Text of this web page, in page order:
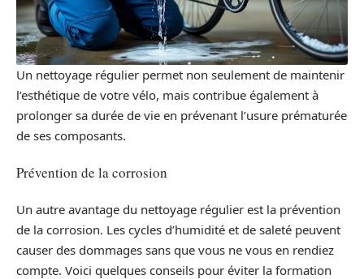
Un nettoyage régulier permet non seulement de maintenir
l’esthétique de votre vélo, mais contribue également à
prolonger sa durée de vie en prévenant l’usure prématurée
de ses composants.
Prévention de la corrosion
Un autre avantage du nettoyage régulier est la prévention
de la corrosion. Les cycles d’humidité et de saleté peuvent
causer des dommages sans que vous ne vous en rendiez
compte. Voici quelques conseils pour éviter la formation